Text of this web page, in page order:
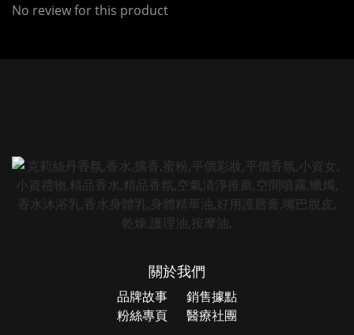
No review for this product
關於我們
品牌故事 銷售據點
粉絲專頁 醫療社團